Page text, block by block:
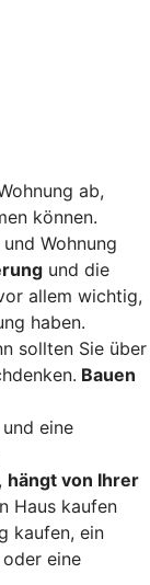
ab,
können.
Wohnung
und die
allem wichtig,
haben.
sollten Sie über
Bauen
und eine
hängt von Ihrer
Haus kaufen
kaufen, ein
eine